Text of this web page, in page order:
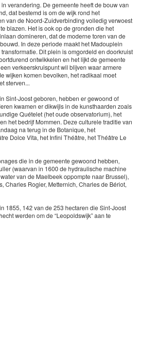
verandering. De gemeente heeft de bouw van
dat bestemd is om de wijk rond het
van de Noord-Zuidverbinding volledig verwoest
blazen. Het is ook op de gronden die het
domineren, dat de moderne toren van de
In deze periode maakt het Madouplein
Dit plein is omgordeld en doorkruist
ontwikkelen en het lijkt de gemeente
verkeerskruispunt wil blijven waar armere
wijken komen bevolken, het radikaal moet
sterven...
Sint-Joost geboren, hebben er gewoond of
kwamen er dikwijls in de kunsthaarden zoals
Quételet (het oude observatorium), het
het bedrijf Mommen. Deze culturele traditie van
na terug in de Botanique, het
Dolce Vita, het Infini Théâtre, het Théâtre Le
die in de gemeente gewoond hebben,
(waarvan in 1600 de hydraulische machine
van de Maelbeek oppompte naar Brussel),
Charles Rogier, Metternich, Charles de Bériot,
1855, 142 van de 253 hectaren die Sint-Joost
werden om de “Leopoldswijk” aan te